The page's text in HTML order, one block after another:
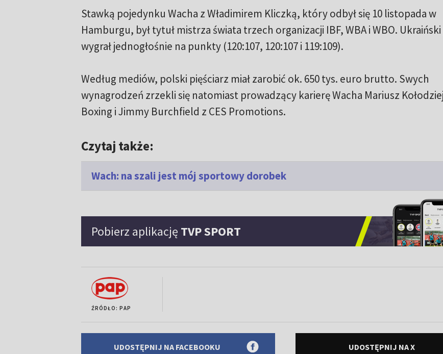
Stawką pojedynku Wacha z Władimirem Kliczką, który odbył się 10 listopada w
Hamburgu, był tytuł mistrza świata trzech organizacji IBF, WBA i WBO.
wygrał jednogłośnie na punkty (120:107, 120:107 i 119:109).
Według mediów, polski pięściarz miał zarobić ok. 650 tys. euro brutto. Swych
wynagrodzeń zrzekli się natomiast prowadzący karierę Wacha Mariusz
Boxing i Jimmy Burchfield z CES Promotions.
Czytaj także:
Wach: na szali jest mój sportowy dorobek
Pobierz aplikację TVP SPORT
ŹRÓDŁO: PAP
UDOSTĘPNIJ NA FACEBOOKU UDOSTĘPNIJ NA X